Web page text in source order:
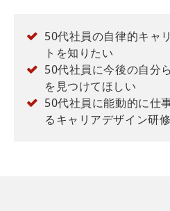
50代社員の自律的キャ
トを知りたい
50代社員に今後の自分
を見つけてほしい
50代社員に能動的に仕
るキャリアデザイン研